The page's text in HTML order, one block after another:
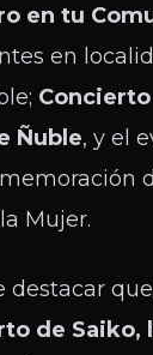
en tu
en
Ñuble, y el
Mujer.
destacar
de Saiko,